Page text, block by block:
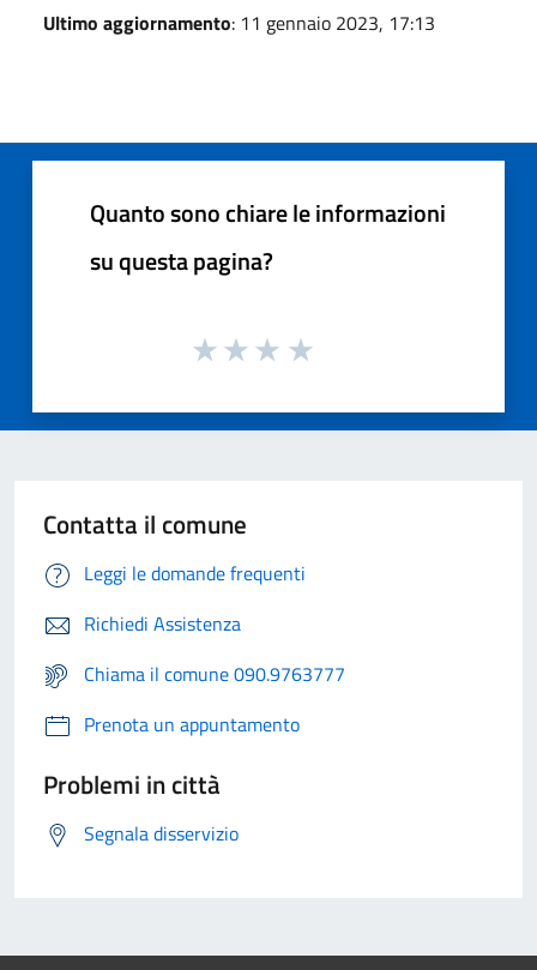
Ultimo aggiornamento: 11 gennaio 2023, 17:13
Quanto sono chiare le informazioni
su questa pagina?
Contatta il comune
Leggi le domande frequenti
Richiedi Assistenza
Chiama il comune 090.9763777
Prenota un appuntamento
Problemi in città
Segnala disservizio